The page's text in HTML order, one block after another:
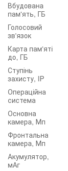
Вбудована
пам'ять, ГБ
Голосовий
зв'язок
Карта пам'яті
до, ГБ
Ступінь
захисту, IP
Операційна
система
Основна
камера, Мп
Фронтальна
камера, Мп
Акумулятор,
мАг